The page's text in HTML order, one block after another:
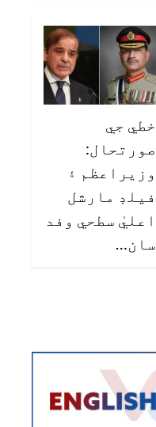
خطي جي
صورتحال:
وزيراعظم ۽
فيلڊ مارشل
اعليٰ سطحي وفد
سان…